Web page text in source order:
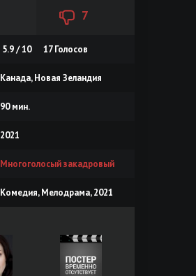
7
5.9 / 10 17Голосов
Канада, Новая Зеландия
90 мин.
2021
Многоголосый закадровый
Комедия, Мелодрама, 2021